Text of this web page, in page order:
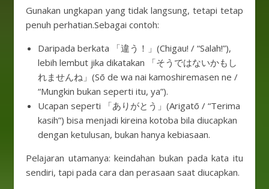
Gunakan ungkapan yang tidak langsung, tetapi tetap
penuh perhatian.Sebagai contoh:
Daripada berkata 「違う！」(Chigau! / “Salah!”),
lebih lembut jika dikatakan 「そうではないかもし
れませんね」(Sō de wa nai kamoshiremasen ne /
“Mungkin bukan seperti itu, ya”).
Ucapan seperti 「ありがとう」(Arigatō / “Terima
kasih”) bisa menjadi kireina kotoba bila diucapkan
dengan ketulusan, bukan hanya kebiasaan.
Pelajaran utamanya: keindahan bukan pada kata itu
sendiri, tapi pada cara dan perasaan saat diucapkan.